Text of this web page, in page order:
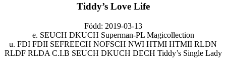
Tiddy’s Love Life
Född: 2019-03-13
e. SEUCH DKUCH Superman-PL Magicollection
u. FDI FDII SEFREECH NOFSCH NWI HTMI HTMII RLDN
RLDF RLDA C.I.B SEUCH DKUCH DECH Tiddy’s Single Lady